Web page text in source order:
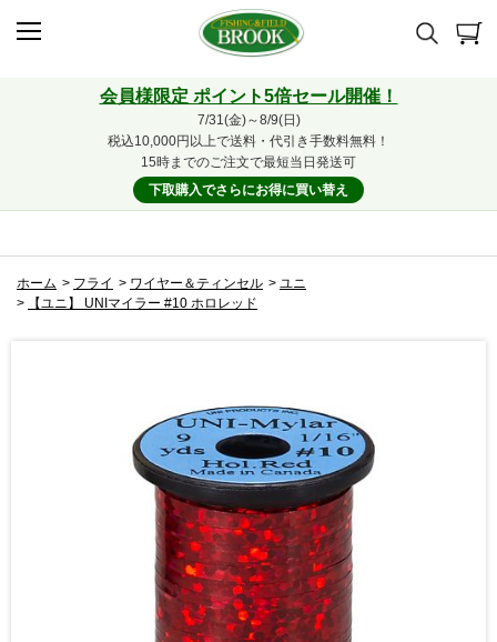
会員様限定 ポイント5倍セール開催！
7/31(金)～8/9(日)
税込10,000円以上で送料・代引き手数料無料！
15時までのご注文で最短当日発送可
下取購入でさらにお得に買い替え
ホーム > フライ > ワイヤー＆ティンセル > ユニ
>
【ユニ】 UNIマイラー #10 ホロレッド